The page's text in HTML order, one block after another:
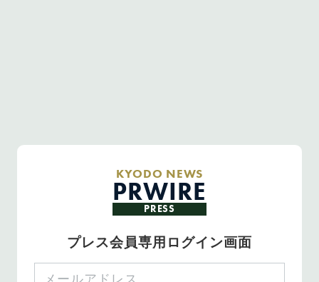
KYODO NEWS
PRWIRE
PRESS
プレス会員専用ログイン画面